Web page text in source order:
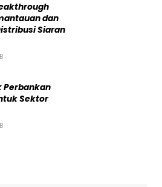
dan
Siaran
Perbankan
Sektor